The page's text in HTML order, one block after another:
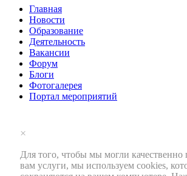
Главная
Новости
Образование
Деятельность
Вакансии
Форум
Блоги
Фотогалерея
Портал мероприятий
×
Для того, чтобы мы могли качественно
вам услуги, мы используем cookies,